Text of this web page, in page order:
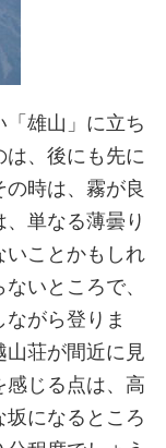
雄山」に立ち
、後にも先に
時は、霧が良
単なる薄曇り
いことかもしれ
いところで、
がら登りま
荘が間近に見
感じる点は、高
になるところ